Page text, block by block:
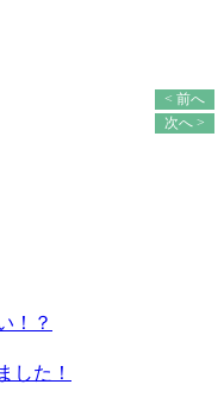
< 前へ
次へ >
！？
した！